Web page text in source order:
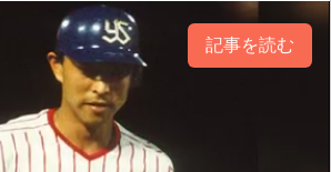
記事を読む